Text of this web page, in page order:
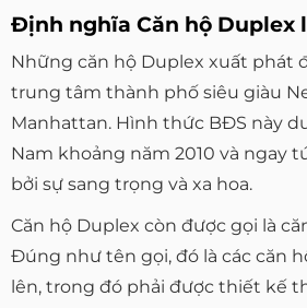
Định nghĩa Căn hộ Duplex
Những căn hộ Duplex xuất phát
trung tâm thành phố siêu giàu
Manhattan. Hình thức BĐS này
Nam khoảng năm 2010 và ngay
bởi sự sang trọng và xa hoa.
Căn hộ Duplex còn được gọi là
Đúng như tên gọi, đó là các căn
lên, trong đó phải được thiết kế